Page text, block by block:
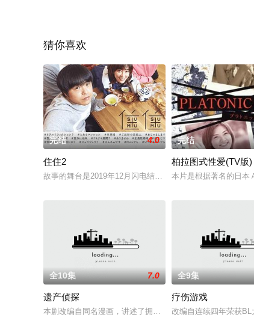
上天堂电影网，更多相关信息可移步至豆瓣电视剧、电
。
猜你喜欢
完结 4.0
住住2
故事的舞台是2019年12月闪电结婚、震惊社会的笨蛋主义
完结
柏拉图式性爱(TV版)
本片是根据著名的日本
全10集 7.0
遗产侦探
本剧改编自同名漫画，讲述了拥有特殊经历的古怪原律师，
全9集
疗伤游戏
改编自连续四年荣获